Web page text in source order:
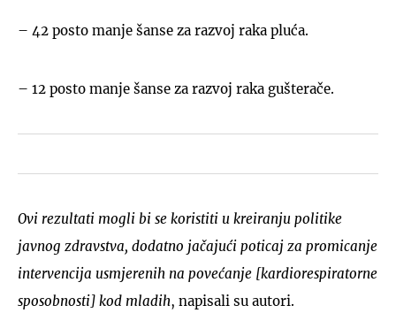
– 42 posto manje šanse za razvoj raka pluća.
– 12 posto manje šanse za razvoj raka gušterače.
Ovi rezultati mogli bi se koristiti u kreiranju politike
javnog zdravstva, dodatno jačajući poticaj za promicanje
intervencija usmjerenih na povećanje [kardiorespiratorne
sposobnosti] kod mladih, napisali su autori.